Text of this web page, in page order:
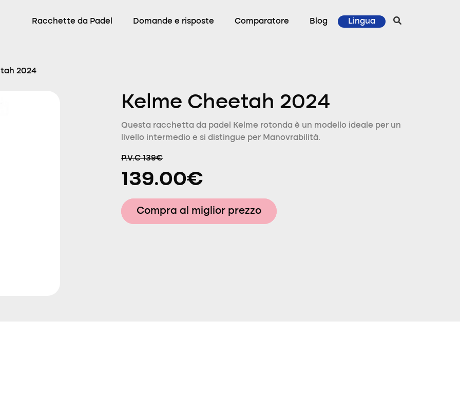
Racchette da Padel Domande e risposte Comparatore Blog Lingua
2024
Kelme Cheetah 2024
Questa racchetta da padel Kelme rotonda è un modello ideale per un
livello intermedio e si distingue per Manovrabilità.
P.V.C 139€
139.00€
Compra al miglior prezzo